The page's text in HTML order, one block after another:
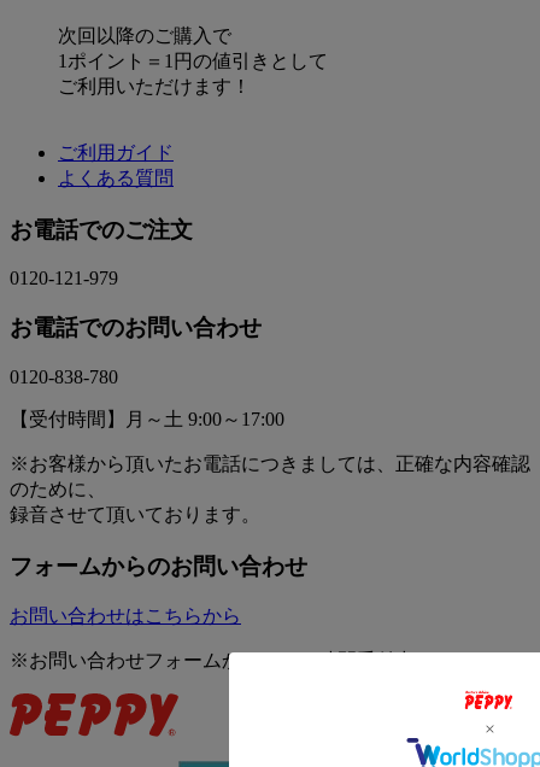
次回以降のご購入で
1ポイント＝1円の値引きとして
ご利用いただけます！
ご利用ガイド
よくある質問
お電話でのご注文
0120-121-979
お電話でのお問い合わせ
0120-838-780
【受付時間】月～土 9:00～17:00
※お客様から頂いたお電話につきましては、正確な内容確認
のために、
録音させて頂いております。
フォームからのお問い合わせ
お問い合わせはこちらから
※お問い合わせフォームからは、24時間受付中です。